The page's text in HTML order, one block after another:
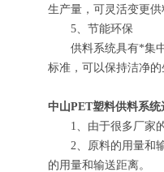
生产量，可灵活变更
5、节能环保
供料系统具有*集中
标准，可以保持洁净
中山PET塑料供料系统
1、由于很多厂家的
2、原料的用量和输
的用量和输送距离。